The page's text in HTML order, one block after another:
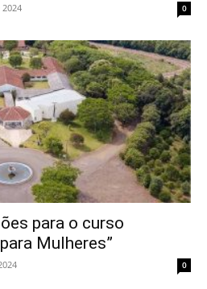
0
para o curso
Mulheres”
0